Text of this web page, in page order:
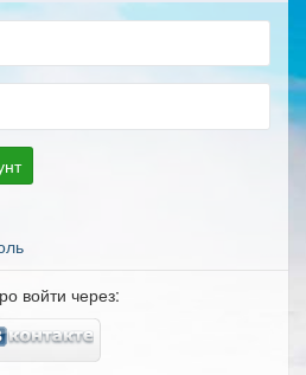
войти через: